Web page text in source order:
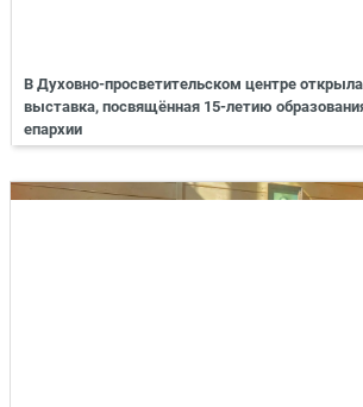
В Духовно-просветительском центре
выставка, посвящённая 15-летию
епархии